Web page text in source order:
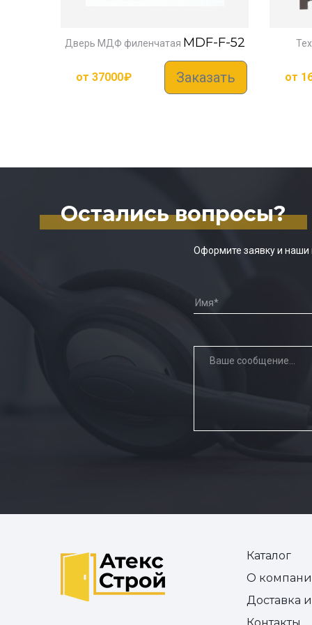
Дверь МДФ филенчатая MDF-F-52
от 37000₽ Заказать от
Остались вопросы?
Оформите заявку и
Каталог
О
Доставка
Контакты